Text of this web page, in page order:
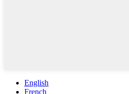
English
French